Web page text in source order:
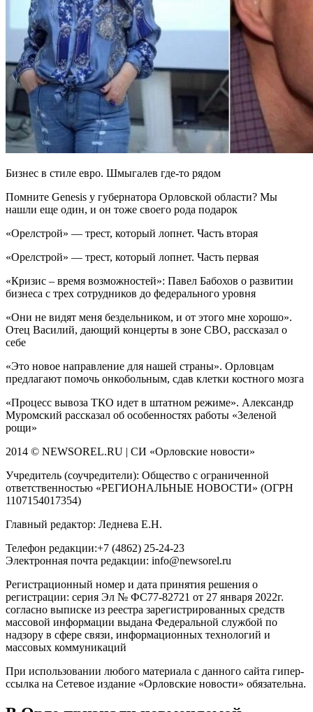
Бизнес в стиле евро. Шмыгалев где-то рядом
Помните Genesis у губернатора Орловской области? Мы
нашли еще один, и он тоже своего рода подарок
«Орелстрой» — трест, который лопнет. Часть вторая
«Орелстрой» — трест, который лопнет. Часть первая
«Кризис – время возможностей»: Павел Бабохов о развитии
бизнеса с трех сотрудников до федерального уровня
«Они не видят меня бездельником, и от этого мне хорошо».
Отец Василий, дающий концерты в зоне СВО, рассказал о
себе
«Это новое направление для нашей страны». Орловцам
предлагают помочь онкобольным, сдав клетки костного мозга
«Процесс вывоза ТКО идет в штатном режиме». Александр
Муромский рассказал об особенностях работы «Зеленой
рощи»
2014 © NEWSOREL.RU | СИ «Орловские новости»
Учредитель (соучредители): Общество с ограниченной
ответственностью «РЕГИОНАЛЬНЫЕ НОВОСТИ» (ОГРН
1107154017354)
Главный редактор: Леднева Е.Н.
Телефон редакции:+7 (4862) 25-24-23
Электронная почта редакции: info@newsorel.ru
Регистрационный номер и дата принятия решения о
регистрации: серия Эл № ФС77-82721 от 27 января 2022г.
согласно выписке из реестра зарегистрированных средств
массовой информации выдана Федеральной службой по
надзору в сфере связи, информационных технологий и
массовых коммуникаций
При использовании любого материала с данного сайта гипер-
ссылка на Сетевое издание «Орловские новости» обязательна.